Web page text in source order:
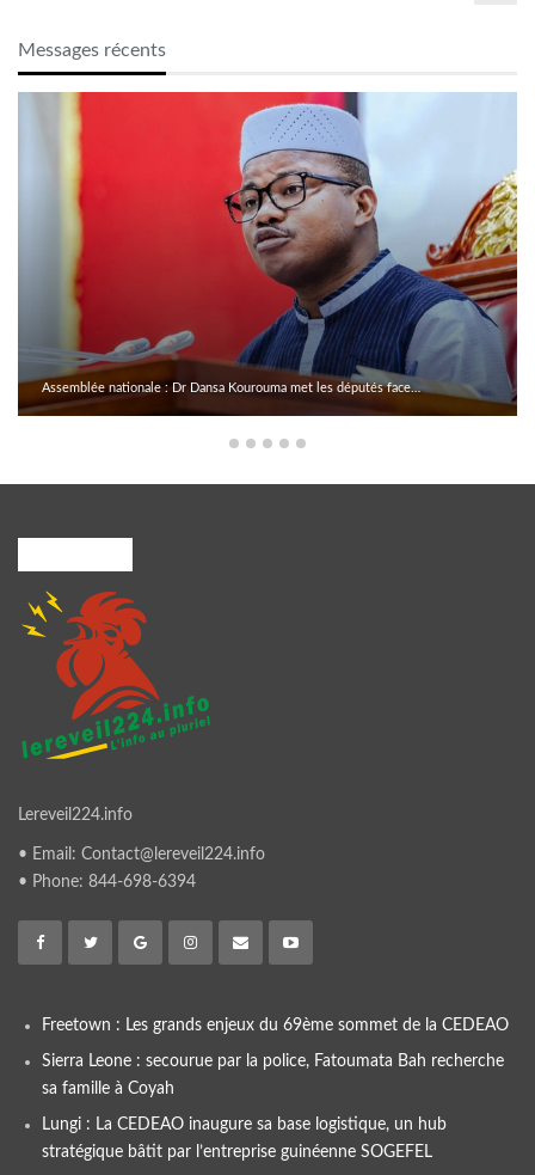
Messages récents
Assemblée nationale : Dr Dansa Kourouma met les députés face…
Lereveil224.info
• Email: Contact@lereveil224.info
• Phone: 844-698-6394
Freetown : Les grands enjeux du 69ème sommet de la CEDEAO
Sierra Leone : secourue par la police, Fatoumata Bah recherche
sa famille à Coyah
Lungi : La CEDEAO inaugure sa base logistique, un hub
stratégique bâtit par l’entreprise guinéenne SOGEFEL